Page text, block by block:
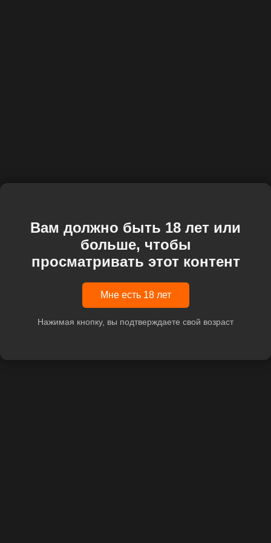
Вам должно быть 18 лет или
больше, чтобы
просматривать этот контент
Мне есть 18 лет
Нажимая кнопку, вы подтверждаете свой возраст